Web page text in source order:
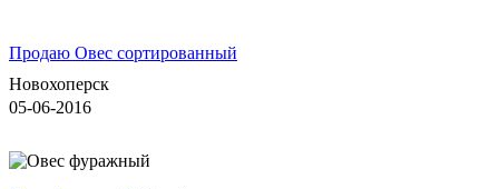
Продаю Овес сортированный
Новохоперск
05-06-2016